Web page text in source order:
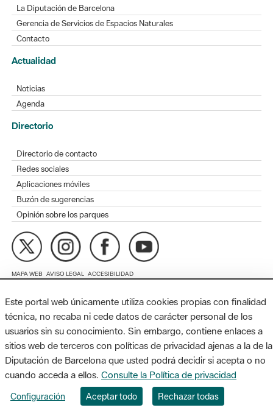
Contacto
Actualidad
Noticias
Directorio
Directorio de contacto
Aplicaciones móviles
Buzón de sugerencias
Opinión sobre los parques
MAPA WEB AVISO LEGAL ACCESIBILIDAD
Diputación de Barcelona. Edifici Llacuna, 1a planta. Badajoz, 49.
Este portal web únicamente utiliza cookies propias con finalidad
técnica, no recaba ni cede datos de carácter personal de los
usuarios sin su conocimiento. Sin embargo, contiene enlaces a
sitios web de terceros con políticas de privacidad ajenas a la de la
Diputación de Barcelona que usted podrá decidir si acepta o no
cuando acceda a ellos. Consulte la Política de privacidad
Configuración Aceptar todo Rechazar todas